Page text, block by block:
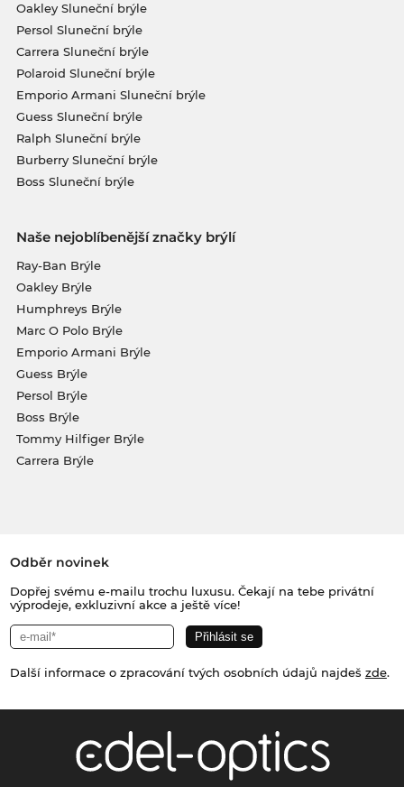
Oakley Sluneční brýle
Persol Sluneční brýle
Carrera Sluneční brýle
Polaroid Sluneční brýle
Emporio Armani Sluneční brýle
Guess Sluneční brýle
Ralph Sluneční brýle
Burberry Sluneční brýle
Boss Sluneční brýle
Naše nejoblíbenější značky brýlí
Ray-Ban Brýle
Oakley Brýle
Humphreys Brýle
Marc O Polo Brýle
Emporio Armani Brýle
Guess Brýle
Persol Brýle
Boss Brýle
Tommy Hilfiger Brýle
Carrera Brýle
Odběr novinek
Dopřej svému e-mailu trochu luxusu. Čekají na tebe privátní
výprodeje, exkluzivní akce a ještě více!
Další informace o zpracování tvých osobních údajů najdeš zde.